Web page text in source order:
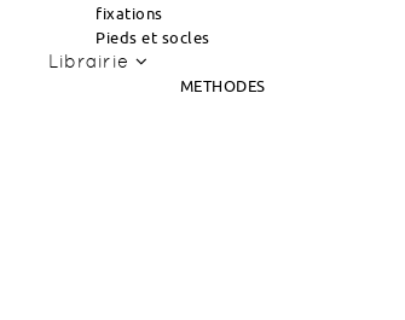
fixations
Pieds et socles
Librairie
METHODES